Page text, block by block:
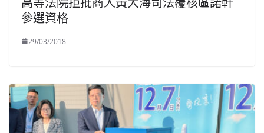
參選資格
29/03/2018